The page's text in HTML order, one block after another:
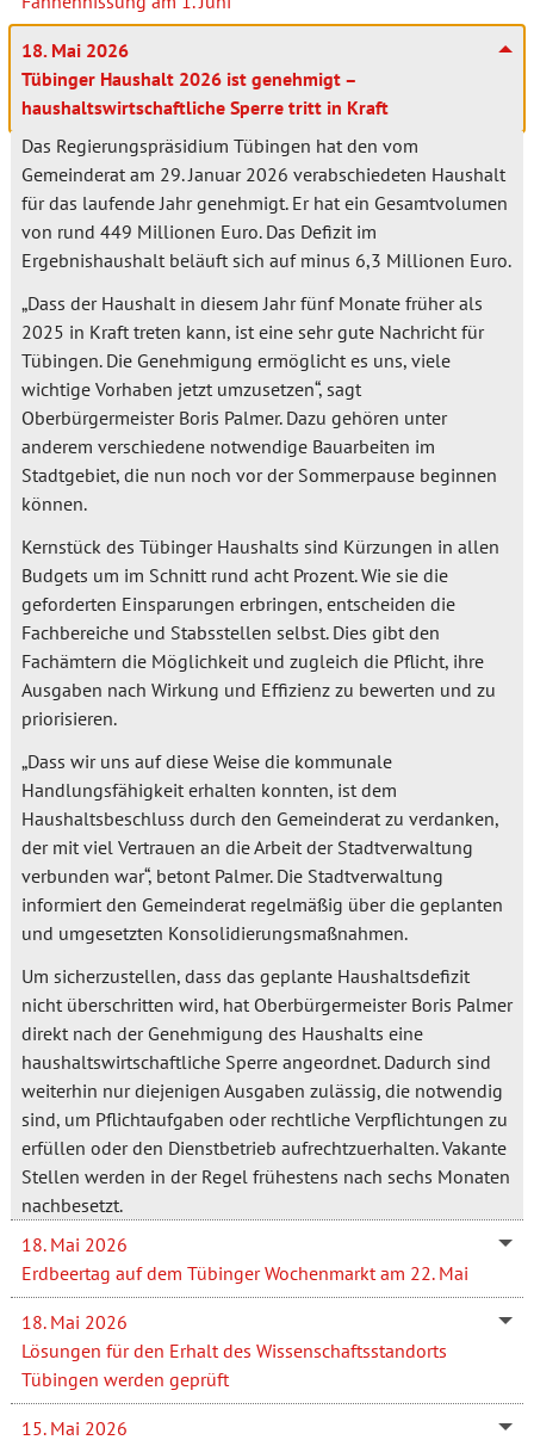
18. Mai 2026
Tübinger Haushalt 2026 ist genehmigt –
haushaltswirtschaftliche Sperre tritt in Kraft
Das Regierungspräsidium Tübingen hat den vom
Gemeinderat am 29. Januar 2026 verabschiedeten Haushalt
für das laufende Jahr genehmigt. Er hat ein Gesamtvolumen
von rund 449 Millionen Euro. Das Defizit im
Ergebnishaushalt beläuft sich auf minus 6,3 Millionen Euro.
„Dass der Haushalt in diesem Jahr fünf Monate früher als
2025 in Kraft treten kann, ist eine sehr gute Nachricht für
Tübingen. Die Genehmigung ermöglicht es uns, viele
wichtige Vorhaben jetzt umzusetzen“, sagt
Oberbürgermeister Boris Palmer. Dazu gehören unter
anderem verschiedene notwendige Bauarbeiten im
Stadtgebiet, die nun noch vor der Sommerpause beginnen
können.
Kernstück des Tübinger Haushalts sind Kürzungen in allen
Budgets um im Schnitt rund acht Prozent. Wie sie die
geforderten Einsparungen erbringen, entscheiden die
Fachbereiche und Stabsstellen selbst. Dies gibt den
Fachämtern die Möglichkeit und zugleich die Pflicht, ihre
Ausgaben nach Wirkung und Effizienz zu bewerten und zu
priorisieren.
„Dass wir uns auf diese Weise die kommunale
Handlungsfähigkeit erhalten konnten, ist dem
Haushaltsbeschluss durch den Gemeinderat zu verdanken,
der mit viel Vertrauen an die Arbeit der Stadtverwaltung
verbunden war“, betont Palmer. Die Stadtverwaltung
informiert den Gemeinderat regelmäßig über die geplanten
und umgesetzten Konsolidierungsmaßnahmen.
Um sicherzustellen, dass das geplante Haushaltsdefizit
nicht überschritten wird, hat Oberbürgermeister Boris Palmer
direkt nach der Genehmigung des Haushalts eine
haushaltswirtschaftliche Sperre angeordnet. Dadurch sind
weiterhin nur diejenigen Ausgaben zulässig, die notwendig
sind, um Pflichtaufgaben oder rechtliche Verpflichtungen zu
erfüllen oder den Dienstbetrieb aufrechtzuerhalten. Vakante
Stellen werden in der Regel frühestens nach sechs Monaten
nachbesetzt.
18. Mai 2026
Erdbeertag auf dem Tübinger Wochenmarkt am 22. Mai
18. Mai 2026
Lösungen für den Erhalt des Wissenschaftsstandorts
Tübingen werden geprüft
15. Mai 2026